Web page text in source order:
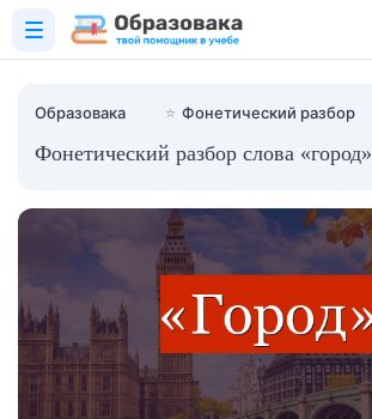
Образовака ⭐ Фонетический разбор
Фонетический разбор слова «город»